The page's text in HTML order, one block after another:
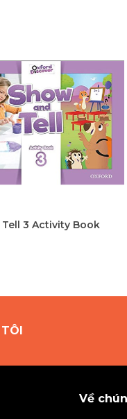
3 Activity Book
Về